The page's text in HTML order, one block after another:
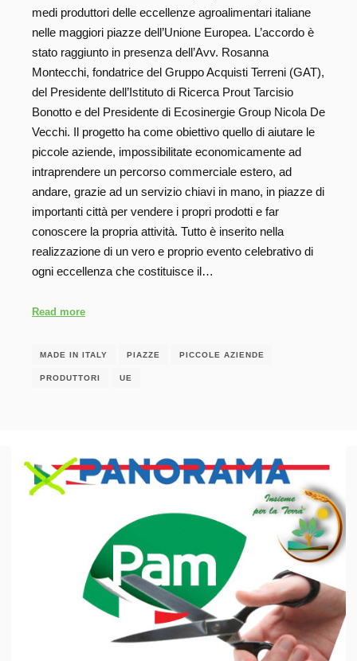
medi produttori delle eccellenze agroalimentari italiane
nelle maggiori piazze dell’Unione Europea. L’accordo è
stato raggiunto in presenza dell’Avv. Rosanna
Montecchi, fondatrice del Gruppo Acquisti Terreni (GAT),
del Presidente dell’Istituto di Ricerca Prout Tarcisio
Bonotto e del Presidente di Ecosinergie Group Nicola De
Vecchi. Il progetto ha come obiettivo quello di aiutare le
piccole aziende, impossibilitate economicamente ad
intraprendere un percorso commerciale estero, ad
andare, grazie ad un servizio chiavi in mano, in piazze di
importanti città per vendere i propri prodotti e far
conoscere la propria attività. Tutto è inserito nella
realizzazione di un vero e proprio evento celebrativo di
ogni eccellenza che costituisce il…
Read more
MADE IN ITALY PIAZZE PICCOLE AZIENDE
PRODUTTORI UE